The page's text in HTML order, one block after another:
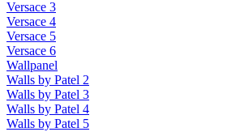
Versace 3
Versace 4
Versace 5
Versace 6
Wallpanel
Walls by Patel 2
Walls by Patel 3
Walls by Patel 4
Walls by Patel 5